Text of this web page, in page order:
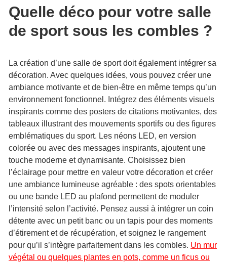
Quelle déco pour votre salle
de sport sous les combles ?
La création d’une salle de sport doit également intégrer sa
décoration. Avec quelques idées, vous pouvez créer une
ambiance motivante et de bien-être en même temps qu’un
environnement fonctionnel. Intégrez des éléments visuels
inspirants comme des posters de citations motivantes, des
tableaux illustrant des mouvements sportifs ou des figures
emblématiques du sport. Les néons LED, en version
colorée ou avec des messages inspirants, ajoutent une
touche moderne et dynamisante. Choisissez bien
l’éclairage pour mettre en valeur votre décoration et créer
une ambiance lumineuse agréable : des spots orientables
ou une bande LED au plafond permettent de moduler
l’intensité selon l’activité. Pensez aussi à intégrer un coin
détente avec un petit banc ou un tapis pour des moments
d’étirement et de récupération, et soignez le rangement
pour qu’il s’intègre parfaitement dans les combles. Un mur
végétal ou quelques plantes en pots, comme un ficus ou